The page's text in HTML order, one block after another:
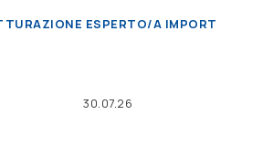
ESPERTO/A IMPORT
30.07.26